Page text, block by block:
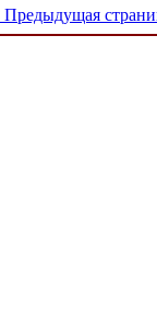
Предыдущая